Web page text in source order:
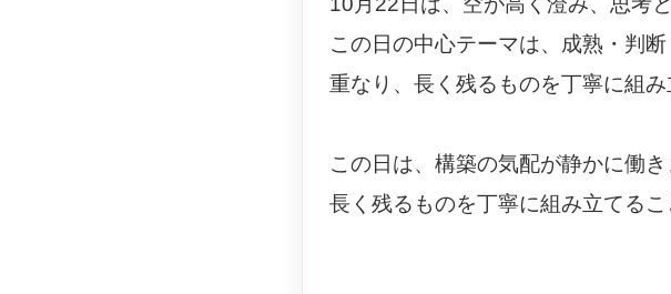
この日の中心テーマは、成熟・判
重なり、長く残るものを丁寧に組
この日は、構築の気配が静かに働
長く残るものを丁寧に組み立てる